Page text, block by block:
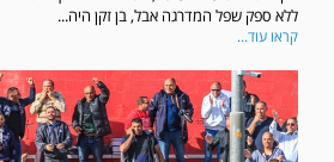
ללא ספק שפל המדרגה אבל, בן זקן היה...
קראו עוד...